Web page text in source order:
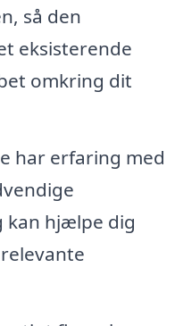
så den
eksisterende
omkring dit
har erfaring med
kan hjælpe dig